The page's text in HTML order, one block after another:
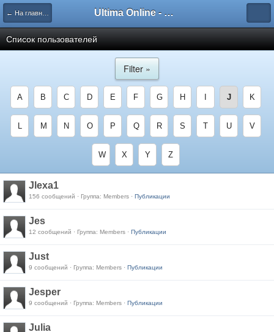
← На главную Ultima Online - Форум Русского сообщества игры
Список пользователей
Filter »
A B C D E F G H J K
L M N O P Q R S T U V
W X Y Z
Jlexa1
156 сообщений · Группа: Members · Публикации
Jes
12 сообщений · Группа: Members · Публикации
Just
9 сообщений · Группа: Members · Публикации
Jesper
9 сообщений · Группа: Members · Публикации
Julia